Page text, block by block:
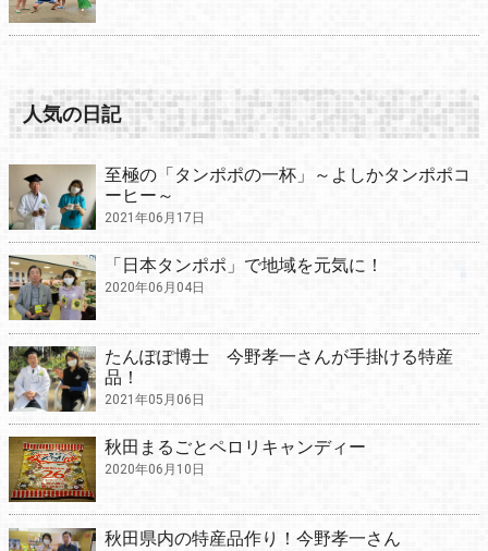
人気の日記
至極の「タンポポの一杯」～よしかタンポポコ
ーヒー～
2021年06月17日
「日本タンポポ」で地域を元気に！
2020年06月04日
たんぽぽ博士 今野孝一さんが手掛ける特産
品！
2021年05月06日
秋田まるごとペロリキャンディー
2020年06月10日
秋田県内の特産品作り！今野孝一さん